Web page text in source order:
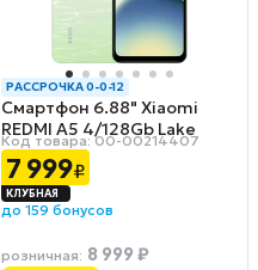
РАССРОЧКА 0-0-12
Смартфон 6.88" Xiaomi
REDMI A5 4/128Gb Lake
Green
Код товара: 00-00214407
7 999₽
до 159 бонусов
розничная: 8 999 ₽